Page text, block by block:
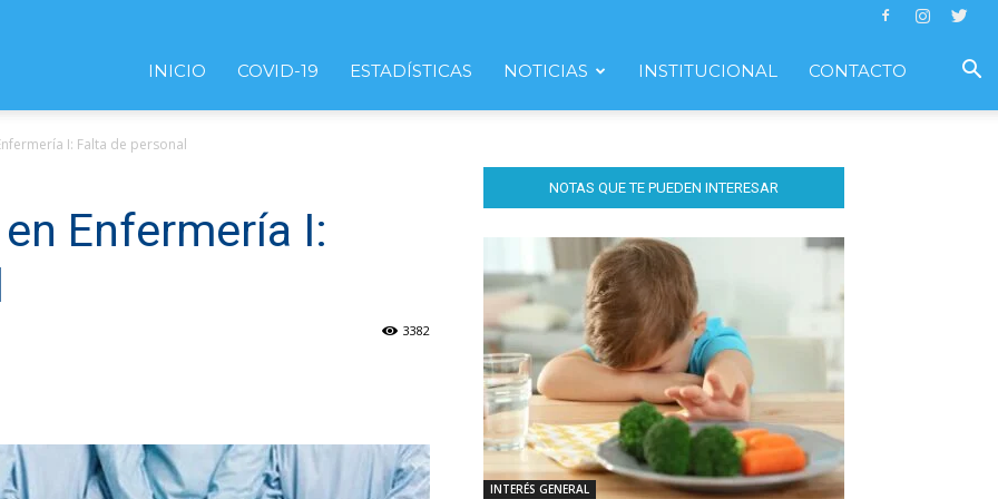
INICIO COVID-19 ESTADÍSTICAS NOTICIAS INSTITUCIONAL CONTACTO
I: Falta de personal
Enfermería I:
3382
NOTAS QUE TE PUEDEN INTERESAR
INTERÉS GENERAL